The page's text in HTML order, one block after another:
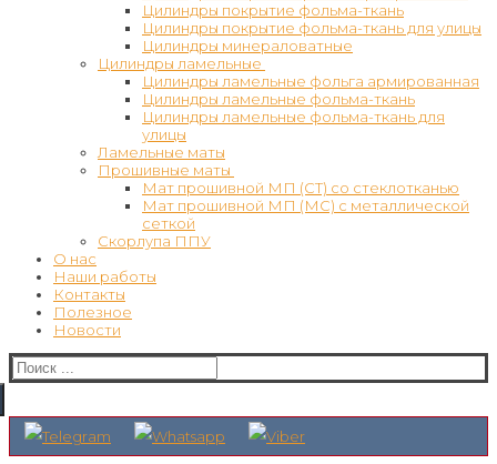
Цилиндры покрытие фольма-ткань
Цилиндры покрытие фольма-ткань для улицы
Цилиндры минераловатные
Цилиндры ламельные
Цилиндры ламельные фольга армированная
Цилиндры ламельные фольма-ткань
Цилиндры ламельные фольма-ткань для
улицы
Ламельные маты
Прошивные маты
Мат прошивной МП (СТ) со стеклотканью
Мат прошивной МП (МС) с металлической
сеткой
Скорлупа ППУ
О нас
Наши работы
Контакты
Полезное
Новости
Искать: